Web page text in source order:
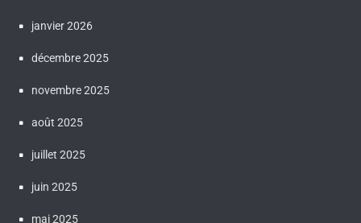
janvier 2026
décembre 2025
novembre 2025
août 2025
juillet 2025
juin 2025
mai 2025